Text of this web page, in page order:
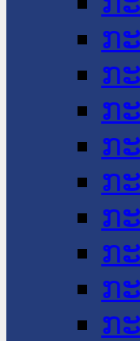
ກ
ກ
ກ
ກ
ກ
ກ
ກ
ກ
ກ